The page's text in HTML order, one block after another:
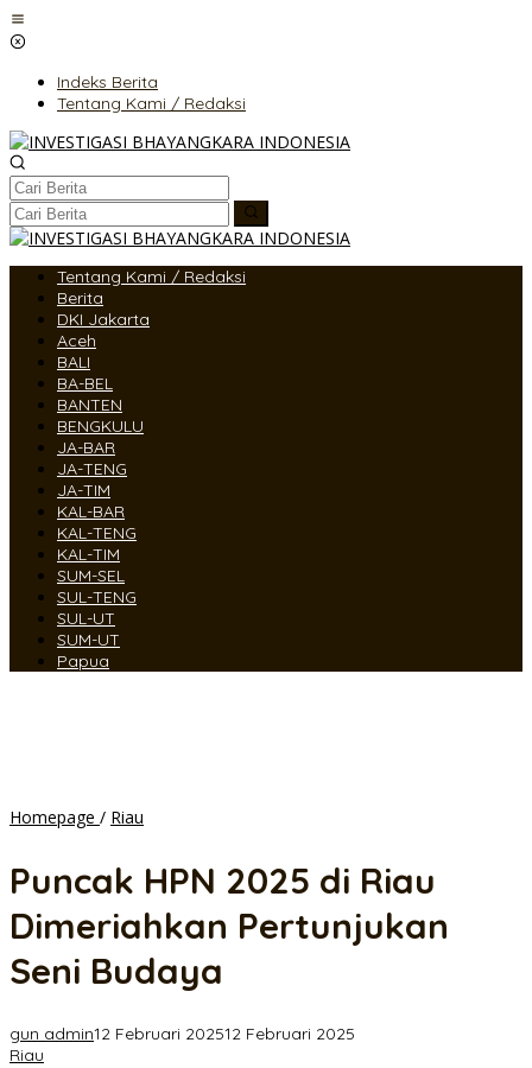
Lewati
ke
Indeks Berita
Tentang Kami / Redaksi
Tentang Kami / Redaksi
Berita
DKI Jakarta
Aceh
BALI
BA-BEL
BANTEN
BENGKULU
JA-BAR
JA-TENG
JA-TIM
KAL-BAR
KAL-TENG
KAL-TIM
SUM-SEL
SUL-TENG
SUL-UT
SUM-UT
Papua
Homepage / Riau
di
Dimeriahkan
Seni
Budaya
Puncak HPN 2025 di Riau
Dimeriahkan Pertunjukan
Seni Budaya
gun admin12 Februari 202512 Februari 2025
Riau